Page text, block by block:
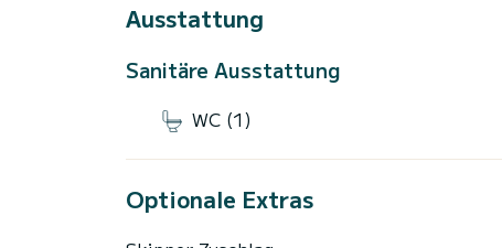
Ausstattung
Sanitäre Ausstattung
WC (1)
Optionale Extras